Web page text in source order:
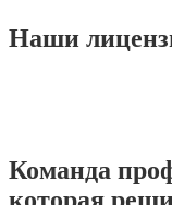
Наши
Команда
которая